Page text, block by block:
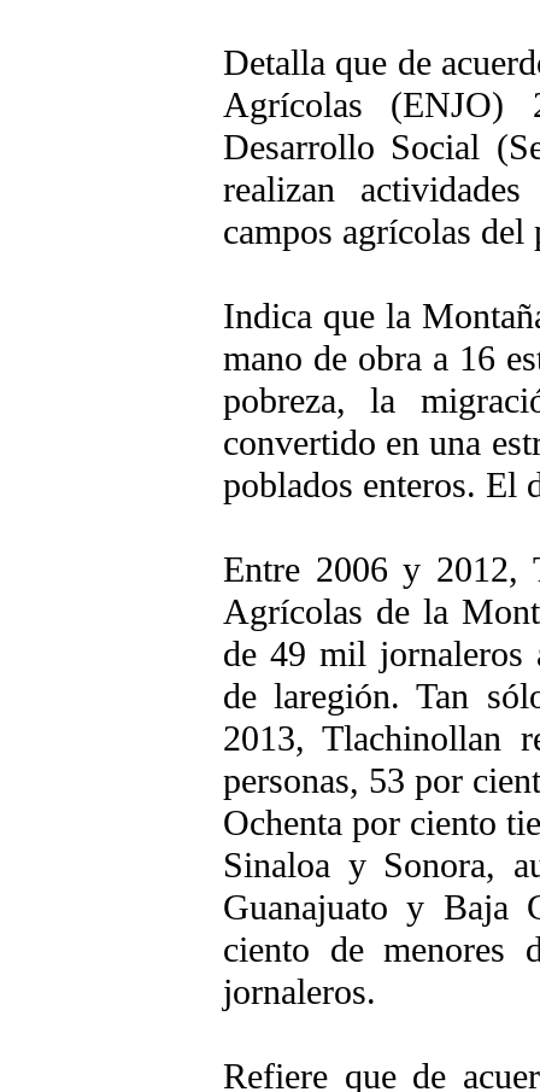
Detalla que de
Agrícolas (ENJO)
Desarrollo Social
realizan
campos agrícolas del
Indica que la
mano de obra a 16
pobreza, la
convertido en una
poblados enteros. El
Entre 2006 y 2012,
Agrícolas de la
de 49 mil jornaleros
de laregión. Tan
2013, Tlachinollan
personas, 53 por
Ochenta por ciento
Sinaloa y Sonora,
Guanajuato y Baja
ciento de menores
jornaleros.
Refiere que de